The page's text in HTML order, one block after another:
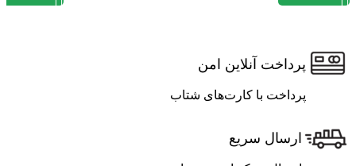
پرداخت آنلاین امن
پرداخت با کارت‌های شتاب
ارسال سریع